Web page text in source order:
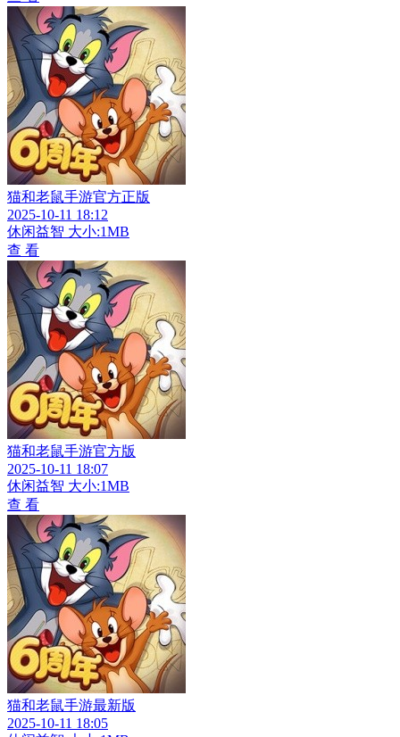
猫和老鼠手游官方正版
2025-10-11 18:12
休闲益智 大小:1MB
查 看
猫和老鼠手游官方版
2025-10-11 18:07
休闲益智 大小:1MB
查 看
猫和老鼠手游最新版
2025-10-11 18:05